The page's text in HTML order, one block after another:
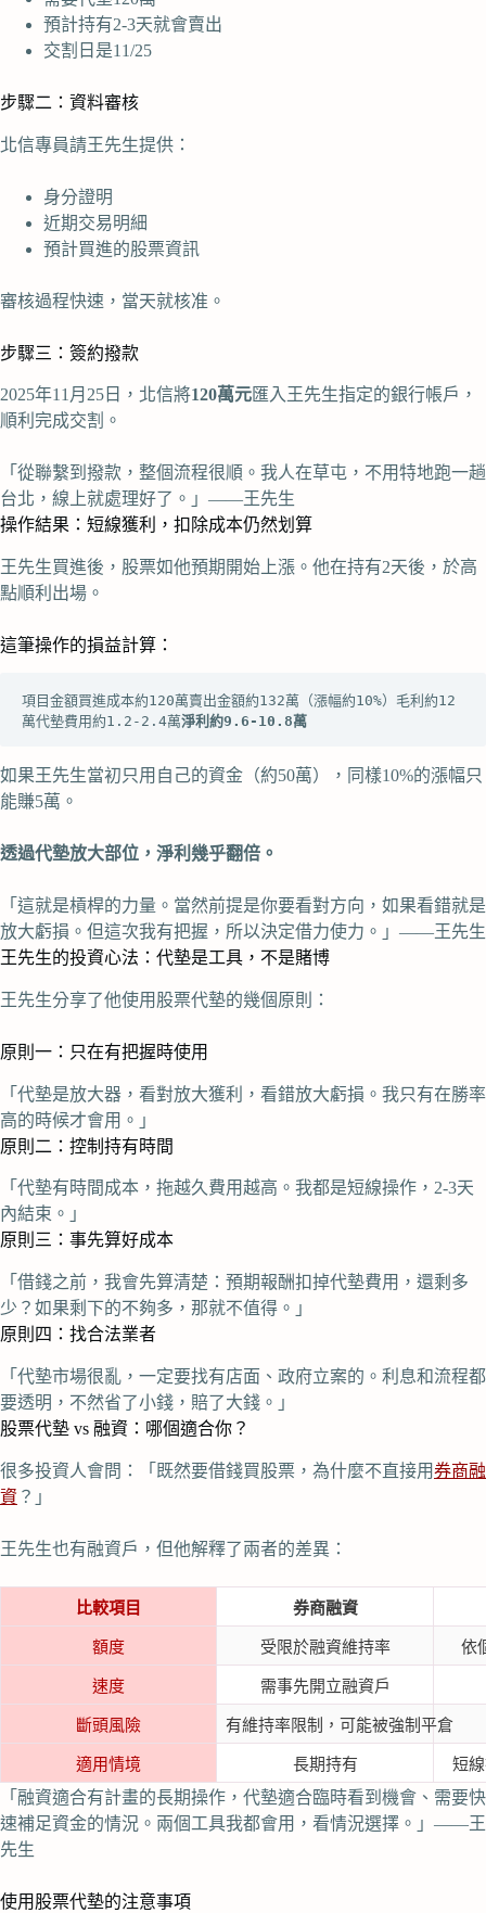
預計持有2-3天就會賣出
交割日是11/25
步驟二：資料審核
北信專員請王先生提供：
身分證明
近期交易明細
預計買進的股票資訊
審核過程快速，當天就核准。
步驟三：簽約撥款
2025年11月25日，北信將120萬元匯入王先生指定的銀行帳戶，
順利完成交割。
「從聯繫到撥款，整個流程很順。我人在草屯，不用特地跑一趟
台北，線上就處理好了。」——王先生
操作結果：短線獲利，扣除成本仍然划算
王先生買進後，股票如他預期開始上漲。他在持有2天後，於高
點順利出場。
這筆操作的損益計算：
項目金額買進成本約120萬賣出金額約132萬（漲幅約10%）毛利約12
萬代墊費用約1.2-2.4萬淨利約9.6-10.8萬
如果王先生當初只用自己的資金（約50萬），同樣10%的漲幅只
能賺5萬。
透過代墊放大部位，淨利幾乎翻倍。
「這就是槓桿的力量。當然前提是你要看對方向，如果看錯就是
放大虧損。但這次我有把握，所以決定借力使力。」——王先生
王先生的投資心法：代墊是工具，不是賭博
王先生分享了他使用股票代墊的幾個原則：
原則一：只在有把握時使用
「代墊是放大器，看對放大獲利，看錯放大虧損。我只有在勝率
高的時候才會用。」
原則二：控制持有時間
「代墊有時間成本，拖越久費用越高。我都是短線操作，2-3天
內結束。」
原則三：事先算好成本
「借錢之前，我會先算清楚：預期報酬扣掉代墊費用，還剩多
少？如果剩下的不夠多，那就不值得。」
原則四：找合法業者
「代墊市場很亂，一定要找有店面、政府立案的。利息和流程都
要透明，不然省了小錢，賠了大錢。」
股票代墊 vs 融資：哪個適合你？
很多投資人會問：「既然要借錢買股票，為什麼不直接用券商融
資 ？」
王先生也有融資戶，但他解釋了兩者的差異：
比較項目 券商融資
額度 受限於融資維持率 依
速度 需事先開立融資戶
斷頭風險 有維持率限制，可能被強制平倉
適用情境 長期持有 短
「融資適合有計畫的長期操作，代墊適合臨時看到機會、需要快
速補足資金的情況。兩個工具我都會用，看情況選擇。」——王
先生
使用股票代墊的注意事項